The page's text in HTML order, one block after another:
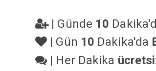
| Günde 10
| Gün 10 Dakika'da
| Her Dakika